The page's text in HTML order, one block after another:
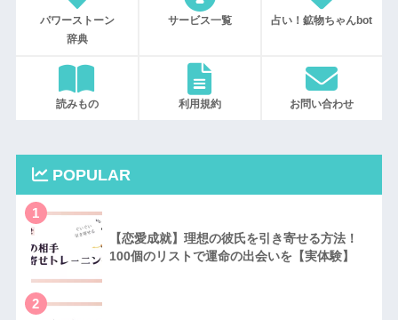
パワーストーン
辞典
サービス一覧 占い！鉱物ちゃんbot
読みもの 利用規約 お問い合わせ
POPULAR
1
【恋愛成就】理想の彼氏を引き寄せる方法！
100個のリストで運命の出会いを【実体験】
2